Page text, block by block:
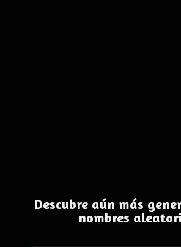
Descubre aún más
nombres